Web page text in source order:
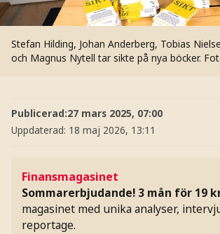
Stefan Hilding, Johan Anderberg, Tobias
och Magnus Nytell tar sikte på nya böcker.
Publicerad:27 mars 2025, 07:00
Uppdaterad: 18 maj 2026, 13:11
Finansmagasinet
Sommarerbjudande! 3 mån för 19
magasinet med unika analyser,
reportage.